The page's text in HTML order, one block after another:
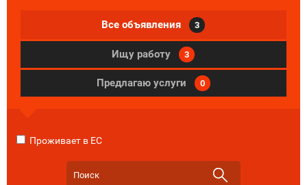
Все объявления 3
Ищу работу 3
Предлагаю услуги 0
Проживает в ЕС